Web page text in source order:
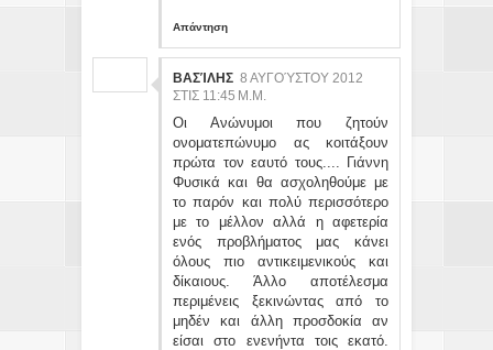
Απάντηση
ΒΑΣΊΛΗΣ 8 ΑΥΓΟΎΣΤΟΥ 2012
ΣΤΙΣ 11:45 Μ.Μ.
Οι Ανώνυμοι που ζητούν
ονοματεπώνυμο ας κοιτάξουν
πρώτα τον εαυτό τους.... Γιάννη
Φυσικά και θα ασχοληθούμε με
το παρόν και πολύ περισσότερο
με το μέλλον αλλά η αφετερία
ενός προβλήματος μας κάνει
όλους πιο αντικειμενικούς και
δίκαιους. Άλλο αποτέλεσμα
περιμένεις ξεκινώντας από το
μηδέν και άλλη προσδοκία αν
είσαι στο ενενήντα τοις εκατό.